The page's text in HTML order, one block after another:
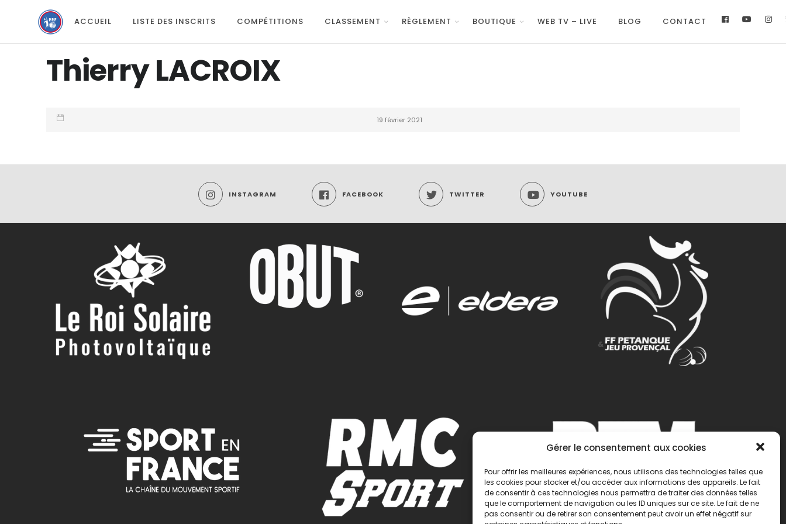
Gérer le consentement aux cookies
Pour offrir les meilleures expériences, nous utilisons des technologies telles que
les cookies pour stocker et/ou accéder aux informations des appareils. Le fait
de consentir à ces technologies nous permettra de traiter des données telles
que le comportement de navigation ou les ID uniques sur ce site. Le fait de ne
pas consentir ou de retirer son consentement peut avoir un effet négatif sur
ACCUEIL LISTE DES INSCRITS COMPÉTITIONS CLASSEMENT RÈGLEMENT BOUTIQUE WEB TV – LIVE BLOG CONTACT
Thierry LACROIX
19 février 2021
INSTAGRAM FACEBOOK TWITTER YOUTUBE